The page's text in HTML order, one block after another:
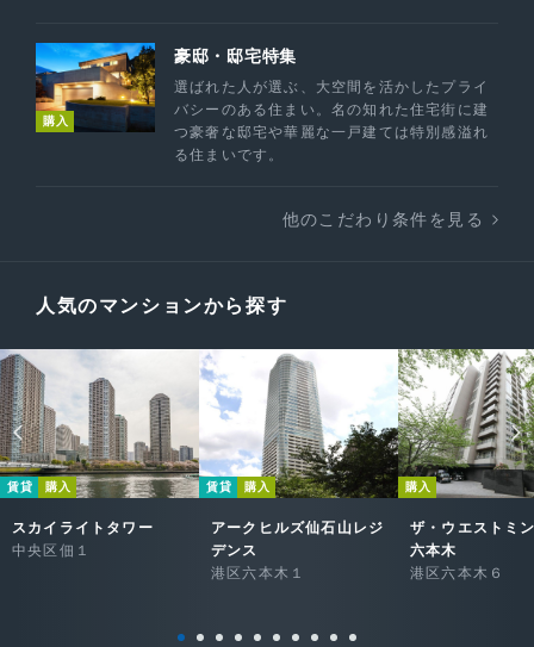
購入
豪邸・邸宅特集
選ばれた人が選ぶ、大空間を活かしたプライ
バシーのある住まい。名の知れた住宅街に建
つ豪奢な邸宅や華麗な一戸建ては特別感溢れ
る住まいです。
他のこだわり条件を見る
人気のマンションから探す
賃貸 購入
スカイライトタワー
中央区佃１
賃貸 購入
アークヒルズ仙石山レジ
デンス
港区六本木１
購入
ザ・ウエストミ
六本木
港区六本木６